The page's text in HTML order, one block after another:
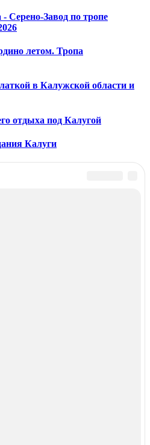
Серено-Завод по тропе
летом. Тропа
в Калужской области и
отдыха под Калугой
Калуги